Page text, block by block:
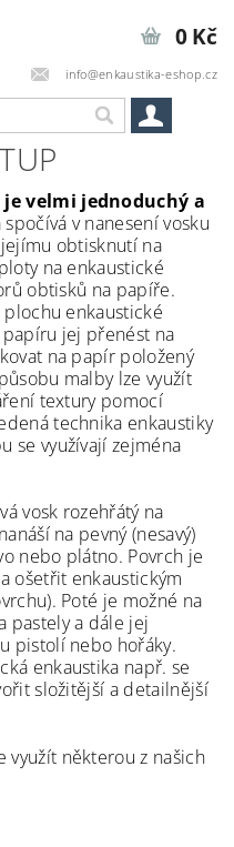
info@enkaustika-eshop.cz
0 Kč
velmi jednoduchý a
v nanesení vosku
obtisknutí na
na enkaustické
obtisků na papíře.
enkaustické
jej přenést na
na papír položený
malby lze využít
textury pomocí
technika enkaustiky
se využívají zejména
vosk rozehřátý na
na pevný (nesavý)
nebo plátno. Povrch je
ošetřit enkaustickým
Poté je možné na
pastely a dále jej
pistolí nebo hořáky.
enkaustika např. se
složitější a detailnější
využít některou z našich